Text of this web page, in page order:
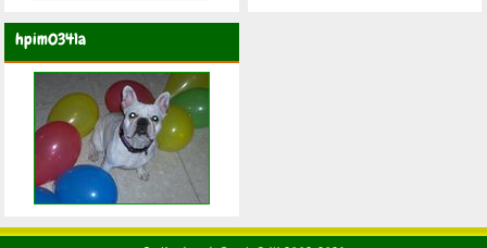
hpim0341a